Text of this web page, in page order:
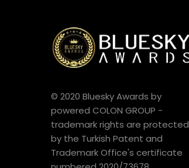
© 2020 Bluesky Awards by
powered COLON GROUP -
trademark rights are protected
by the Turkish Patent and
Trademark Office's certificate